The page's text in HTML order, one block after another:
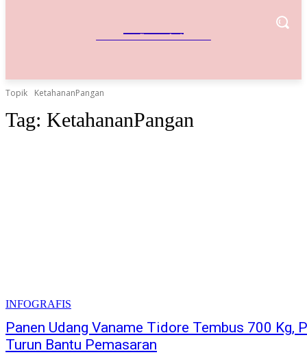
Referensi Bisnis Indonesia
Topik KetahananPangan
Tag: KetahananPangan
INFOGRAFIS
Panen Udang Vaname Tidore Tembus 700 Kg,
Turun Bantu Pemasaran